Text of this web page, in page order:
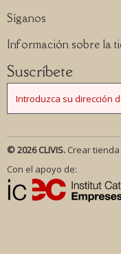
Síganos
Información sobre la
Suscríbete
© 2026 CLIVIS. Crear
Con el apoyo de: